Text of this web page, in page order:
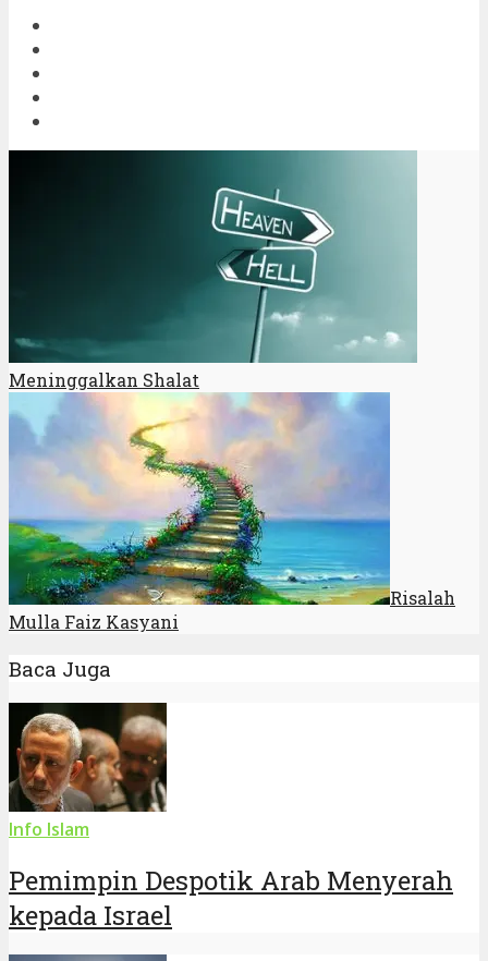
Meninggalkan Shalat
Risalah
Mulla Faiz Kasyani
Baca Juga
Info Islam
Pemimpin Despotik Arab Menyerah
kepada Israel